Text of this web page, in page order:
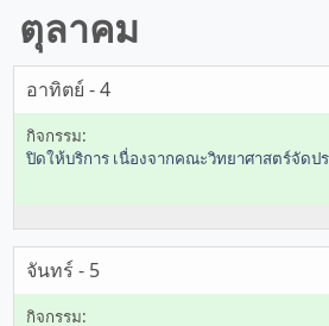
ตุลาคม
อาทิตย์ - 4
ปิดให้บริการ เนื่องจากคณะวิทยาศาสตร์จัดป
จันทร์ - 5